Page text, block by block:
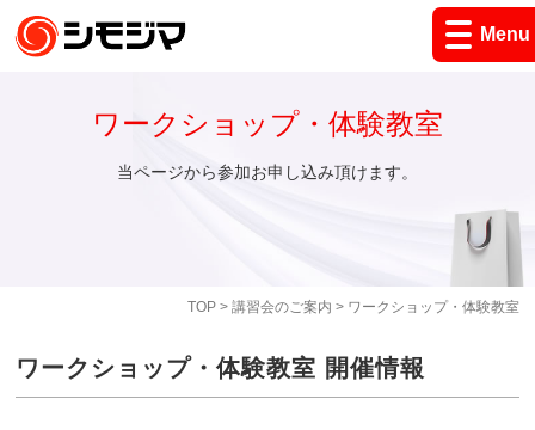
Menu
TOP> 講習会のご案内 > ワークショップ・体験教室
ワークショップ・体験教室
当ページから参加お申し込み頂けます。
ワークショップ・体験教室 開催情報